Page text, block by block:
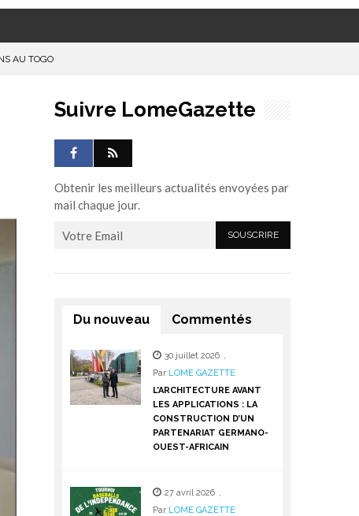
AU TOGO
Suivre LomeGazette
Obtenir les meilleurs actualités envoyées par
mail chaque jour.
Du nouveau Commentés
30 juillet 2026 ,
Par LOME GAZETTE
L’ARCHITECTURE AVANT
LES APPLICATIONS : LA
CONSTRUCTION D’UN
PARTENARIAT GERMANO-
OUEST-AFRICAIN
27 avril 2026 ,
Par LOME GAZETTE